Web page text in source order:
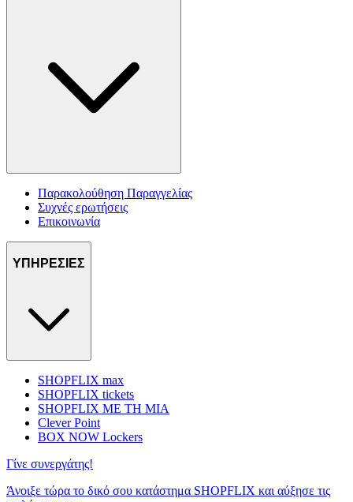
Παρακολούθηση Παραγγελίας
Συχνές ερωτήσεις
Επικοινωνία
ΥΠΗΡΕΣΙΕΣ
SHOPFLIX max
SHOPFLIX tickets
SHOPFLIX ΜΕ ΤΗ ΜΙΑ
Clever Point
BOX NOW Lockers
Γίνε συνεργάτης!
Άνοιξε τώρα το δικό σου κατάστημα SHOPFLIX και αύξησε τις